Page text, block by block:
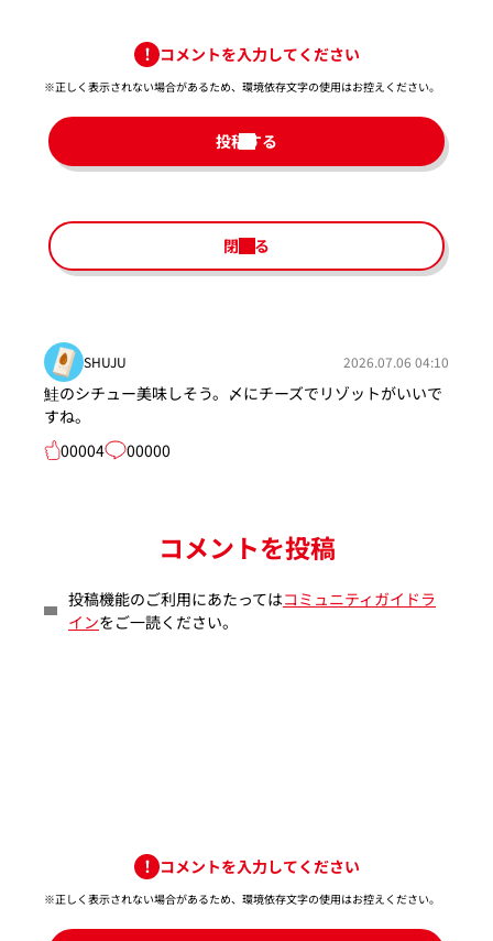
コメントを入力してください
※正しく表示されない場合があるため、環境依存文字の使用はお控えください。​
投稿する
閉じる
SHUJU 2026.07.06 04:10
鮭のシチュー美味しそう。〆にチーズでリゾットがいいで
すね。
00004
00000
コメントを投稿
投稿機能のご利用にあたってはコミュニティガイドラ
インをご一読ください。
コメントを入力してください
※正しく表示されない場合があるため、環境依存文字の使用はお控えください。​